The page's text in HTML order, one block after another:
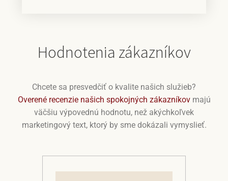
Hodnotenia zákazníkov
Chcete sa presvedčiť o kvalite našich služieb?
Overené recenzie našich spokojných zákazníkovmajú
väčšiu výpovednú hodnotu, než akýchkoľvek
marketingový text, ktorý by sme dokázali vymyslieť.